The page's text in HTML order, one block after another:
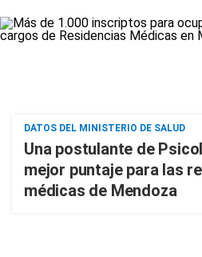
DATOS DEL MINISTERIO DE SALUD
Una postulante de
mejor puntaje para las
médicas de Mendoza